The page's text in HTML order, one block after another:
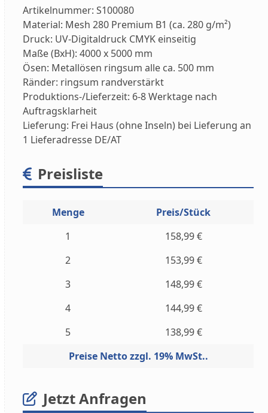
Artikelnummer: S100080
Material: Mesh 280 Premium B1 (ca. 280 g/m²)
Druck: UV-Digitaldruck CMYK einseitig
Maße (BxH): 4000 x 5000 mm
Ösen: Metallösen ringsum alle ca. 500 mm
Ränder: ringsum randverstärkt
Produktions-/Lieferzeit: 6-8 Werktage nach
Auftragsklarheit
Lieferung: Frei Haus (ohne Inseln) bei Lieferung an
1 Lieferadresse DE/AT
Preisliste
Menge
Preis/Stück
1
158,99 €
2
153,99 €
3
148,99 €
4
144,99 €
5
138,99 €
Preise Netto zzgl. 19% MwSt..
Jetzt Anfragen